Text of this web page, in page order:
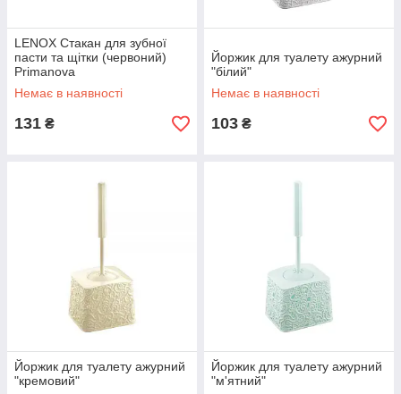
LENOX Стакан для зубної
пасти та щітки (червоний)
Primanova
Немає в наявності
131 ₴
Йоржик для туалету ажурний
"білий"
Немає в наявності
103 ₴
Йоржик для туалету ажурний
"кремовий"
Йоржик для туалету ажурний
"м'ятний"